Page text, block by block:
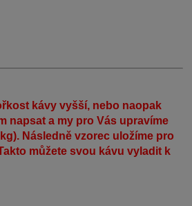
kávy vyšší, nebo naopak
napsat a my pro Vás upravíme
Následně vzorec uložíme pro
můžete svou kávu vyladit k